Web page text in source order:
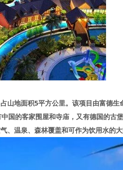
山地面积5平方公里。该项目由富德生
国的客家围屋和寺庙，又有德国的古
温泉、森林覆盖和可作为饮用水的大